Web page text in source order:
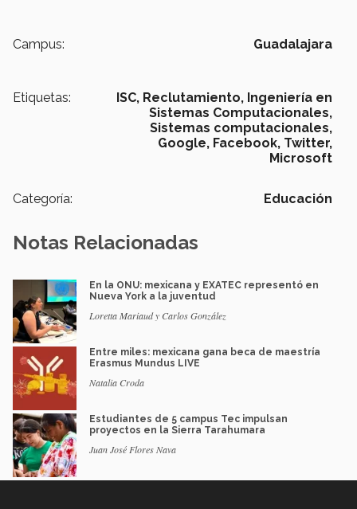
Campus: Guadalajara
Etiquetas: ISC, Reclutamiento, Ingeniería en
Sistemas Computacionales,
Sistemas computacionales,
Google, Facebook, Twitter,
Microsoft
Categoría: Educación
Notas Relacionadas
En la ONU: mexicana y EXATEC representó en
Nueva York a la juventud
Loretta Mariaud y Carlos González
Entre miles: mexicana gana beca de maestría
Erasmus Mundus LIVE
Natalia Croda
Estudiantes de 5 campus Tec impulsan
proyectos en la Sierra Tarahumara
Juan José Flores Nava